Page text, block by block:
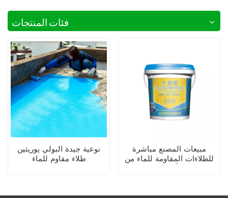
فئات المنتجات
نوعية جيدة البولي يوريثين
طلاء مقاوم للماء
مبيعات المصنع مباشرة
للطلاءات المقاومة للماء من